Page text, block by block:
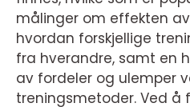
målinger om effekten
hvordan forskjellige
fra hverandre, samt en
av fordeler og ulemper
treningsmetoder. Ved å